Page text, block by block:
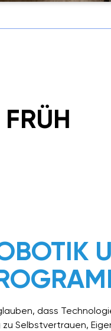
dass
zu Selbstvertrauen,